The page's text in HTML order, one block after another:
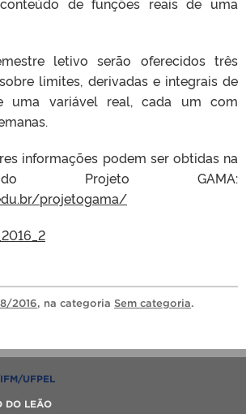
letivo serão oferecidos três
limites, derivadas e integrais de
uma variável real, cada um com
informações podem ser obtidas na
Projeto GAMA:
projetogama/
2016, na categoria Sem categoria.
UFPEL
DO LEÃO